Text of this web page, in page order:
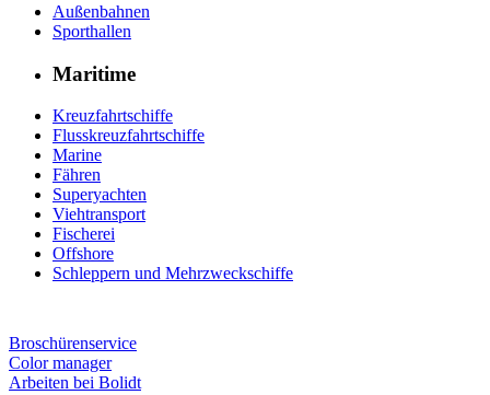
Außenbahnen
Sporthallen
Maritime
Kreuzfahrtschiffe
Flusskreuzfahrtschiffe
Marine
Fähren
Superyachten
Viehtransport
Fischerei
Offshore
Schleppern und Mehrzweckschiffe
Broschürenservice
Color manager
Arbeiten bei Bolidt